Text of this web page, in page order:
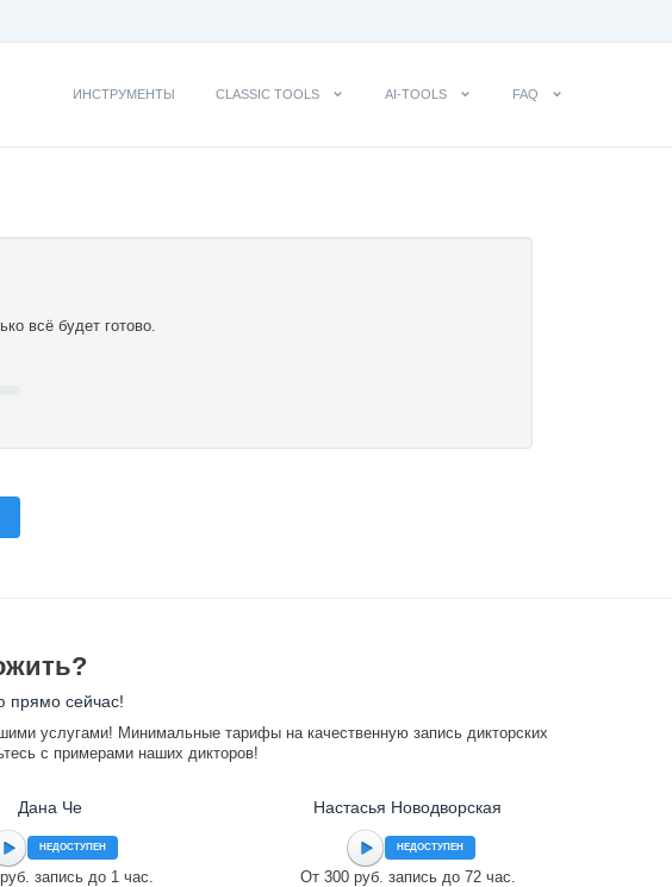
ИНСТРУМЕНТЫ CLASSIC TOOLS AI-TOOLS FAQ
всё будет готово.
прямо сейчас!
услугами! Минимальные тарифы на качественную запись дикторских
с примерами наших дикторов!
Дана Че
НЕДОСТУПЕН
запись до 1 час.
Настасья Новодворская
НЕДОСТУПЕН
От 300 руб. запись до 72 час.